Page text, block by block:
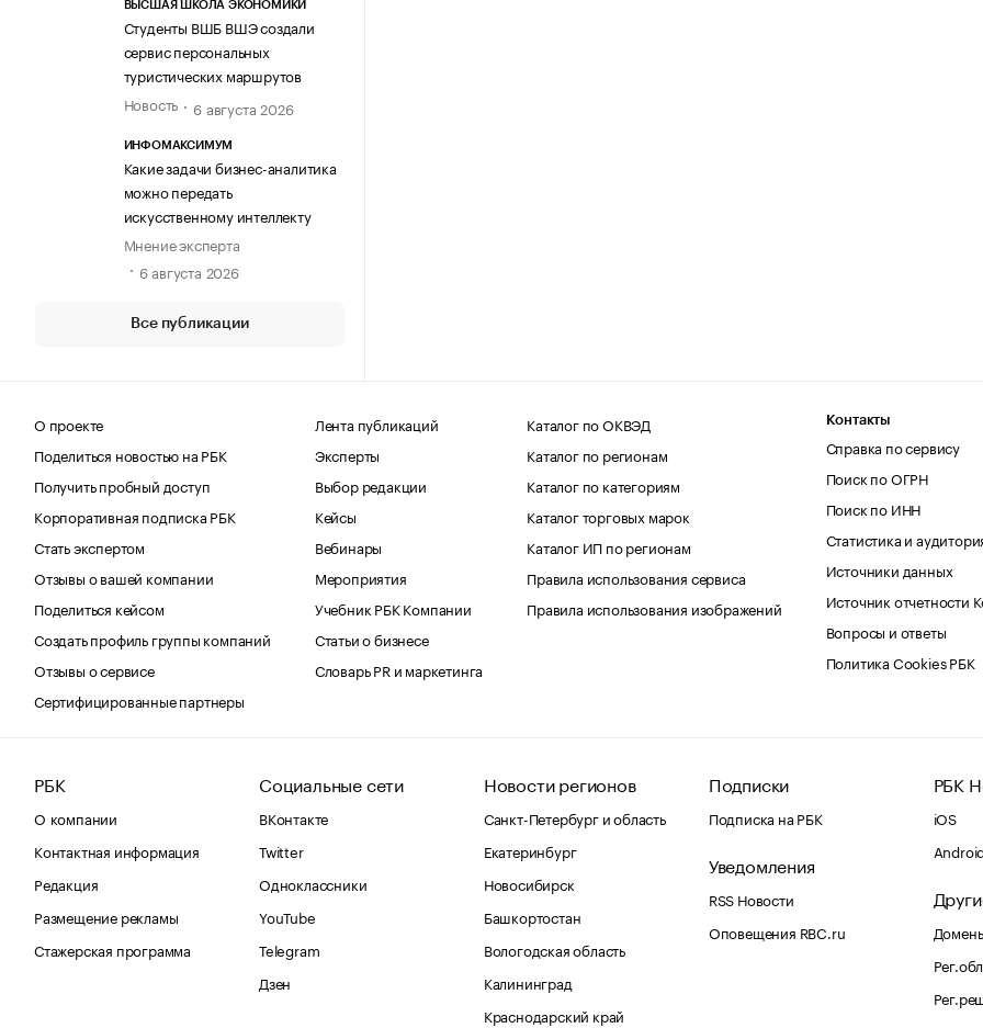
ВЫСШАЯ ШКОЛА ЭКОНОМИКИ
Студенты ВШБ ВШЭ создали
сервис персональных
туристических маршрутов
Новость
6 августа 2026
ИНФОМАКСИМУМ
Какие задачи бизнес-аналитика
можно передать
искусственному интеллекту
Мнение эксперта
6 августа 2026
Все публикации
О проекте
Поделиться новостью на РБК
Получить пробный доступ
Корпоративная подписка РБК
Стать экспертом
Отзывы о вашей компании
Поделиться кейсом
Создать профиль группы компаний
Отзывы о сервисе
Сертифицированные партнеры
Лента публикаций
Эксперты
Выбор редакции
Кейсы
Вебинары
Мероприятия
Учебник РБК Компании
Статьи о бизнесе
Словарь PR и маркетинга
Каталог по ОКВЭД
Каталог по регионам
Каталог по категориям
Каталог торговых марок
Каталог ИП по регионам
Правила использования сервиса
Правила использования изображений
Контакты
Справка по сервису
Поиск по ОГРН
Поиск по ИНН
Статистика и
Источники данных
Источник отчетности
Вопросы и ответы
Политика Cookies РБК
РБК
О компании
Контактная информация
Редакция
Размещение рекламы
Стажерская программа
Социальные сети
ВКонтакте
Twitter
Одноклассники
YouTube
Telegram
Дзен
Новости регионов
Санкт-Петербург и область
Екатеринбург
Новосибирск
Башкортостан
Вологодская область
Калининград
Краснодарский край
Подписки
Подписка на РБК
Уведомления
RSS Новости
Оповещения RBC.ru
РБК
iOS